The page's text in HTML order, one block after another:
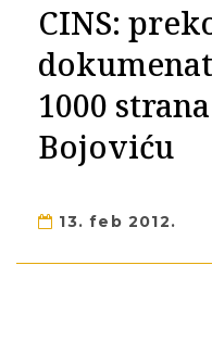
CINS:
1000
Bojoviću
13. feb 2012.